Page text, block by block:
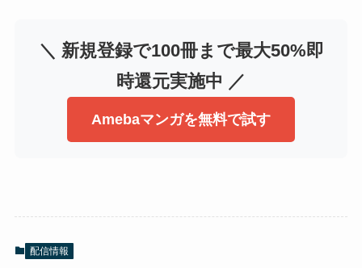
＼ 新規登録で100冊まで最大50%即
時還元実施中 ／
Amebaマンガを無料で試す
配信情報